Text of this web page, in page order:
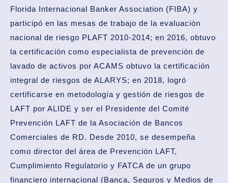
Florida Internacional Banker Association (FIBA) y
participó en las mesas de trabajo de la evaluación
nacional de riesgo PLAFT 2010-2014; en 2016, obtuvo
la certificación como especialista de prevención de
lavado de activos por ACAMS obtuvo la certificación
integral de riesgos de ALARYS; en 2018, logró
certificarse en metodología y gestión de riesgos de
LAFT por ALIDE y ser el Presidente del Comité
Prevención LAFT de la Asociación de Bancos
Comerciales de RD. Desde 2010, se desempeña
como director del área de Prevención LAFT,
Cumplimiento Regulatorio y FATCA de un grupo
financiero internacional (Banca, Seguros y Medios de